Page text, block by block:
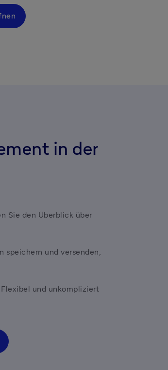
in der
Sie den Überblick über
speichern und versenden,
und unkompliziert